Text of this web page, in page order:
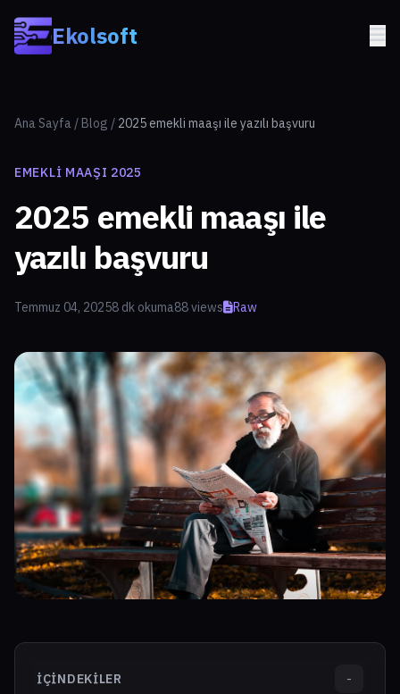
Ekolsoft
Ana Sayfa / Blog / 2025 emekli maaşı ile yazılı başvuru
EMEKLI MAAŞI 2025
2025 emekli maaşı ile
yazılı başvuru
Temmuz 04, 20258 dk okuma88 views Raw
İÇINDEKILER -